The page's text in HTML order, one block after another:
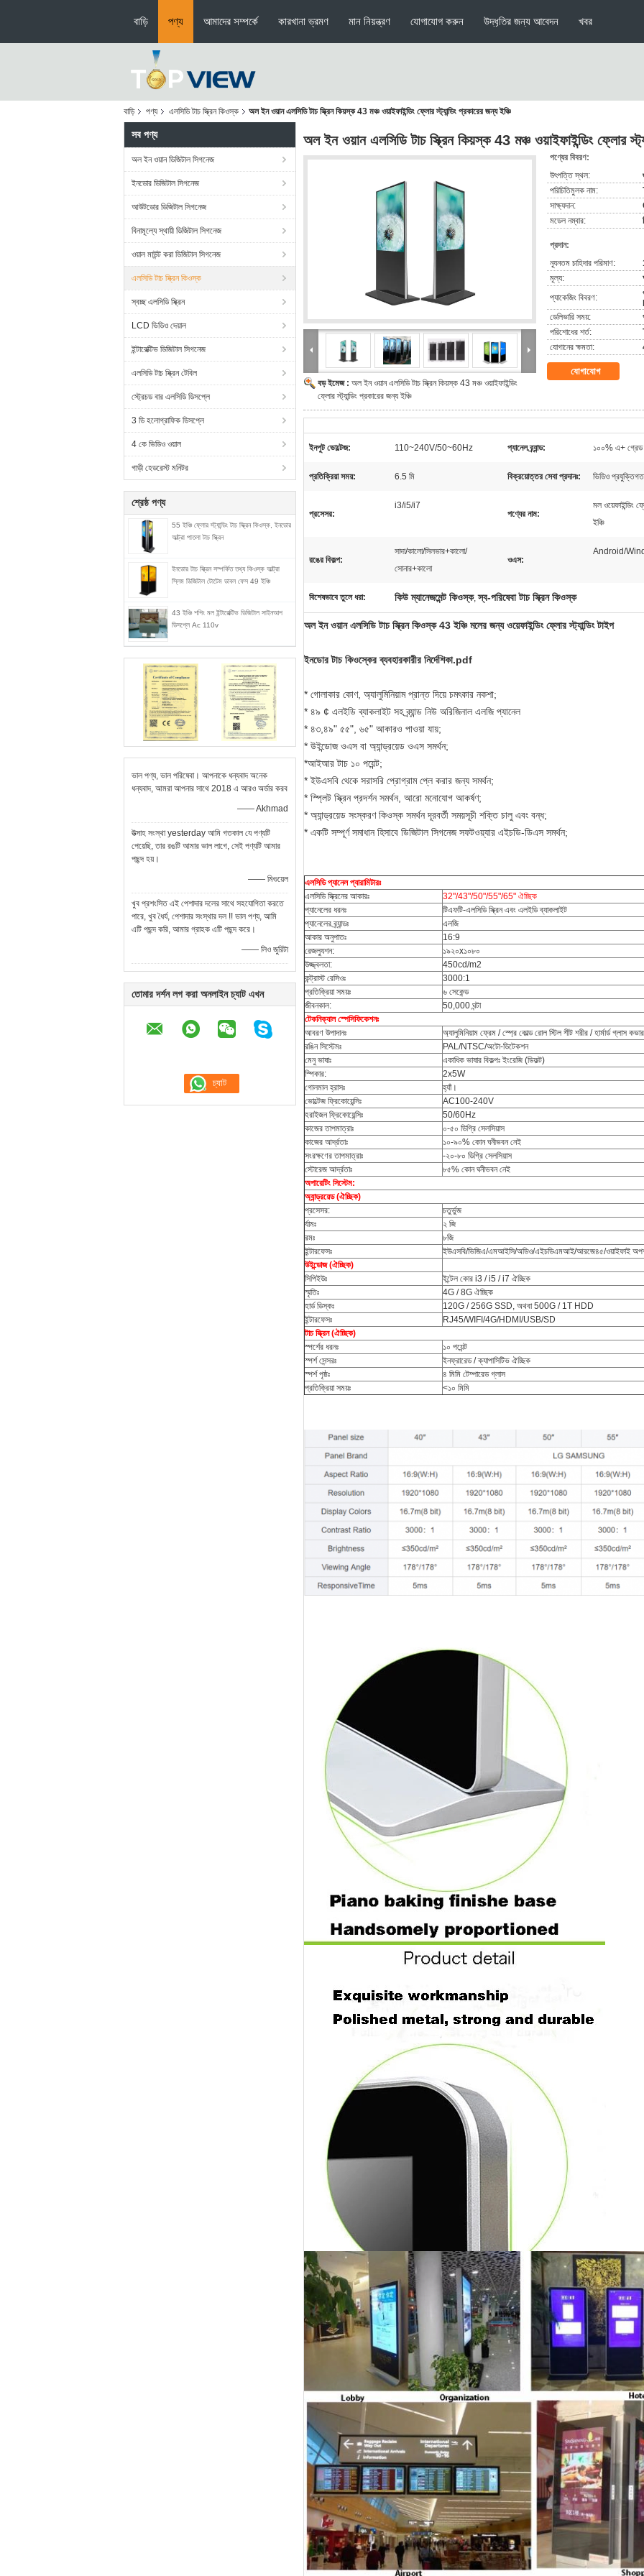
বাড়ি পণ্য আমাদের সম্পর্কে কারখানা ভ্রমণ মান নিয়ন্ত্রণ যোগাযোগ করুন উদ্ধৃতির জন্য আবেদন খবর
বাড়ি পণ্য এলসিডি টাচ স্ক্রিন কিওস্ক অল ইন ওয়ান এলসিডি টাচ স্ক্রিন কিয়স্ক 43 মঞ্চ ওয়াইফাইন্ডিং ফ্লোর স্ট্যান্ডিং প্রকারের জন্য ইঞ্চি
সব পণ্য
অল ইন ওয়ান ডিজিটাল সিগনেজ
ইনডোর ডিজিটাল সিগনেজ
আউটডোর ডিজিটাল সিগনেজ
বিনামূল্যে স্থায়ী ডিজিটাল সিগনেজ
ওয়াল মাউন্ট করা ডিজিটাল সিগনেজ
এলসিডি টাচ স্ক্রিন কিওস্ক
স্বচ্ছ এলসিডি স্ক্রিন
LCD ভিডিও দেয়াল
ইন্টারেক্টিভ ডিজিটাল সিগনেজ
এলসিডি টাচ স্ক্রিন টেবিল
স্ট্রেচড বার এলসিডি ডিসপ্লে
3 ডি হলোগ্রাফিক ডিসপ্লে
4 কে ভিডিও ওয়াল
গাড়ী হেডরেস্ট মনিটর
শ্রেষ্ঠ পণ্য
55 ইঞ্চি ফ্লোর স্ট্যান্ডিং টাচ স্ক্রিন কিওস্ক, ইনডোর
আল্ট্রা পাতলা টাচ স্ক্রিন
ইনডোর টাচ স্ক্রিন সম্পর্কিত তথ্য কিওস্ক আল্ট্রা
স্লিম ডিজিটাল টোটেম ডাবল ফেস 49 ইঞ্চি
43 ইঞ্চি শপিং মল ইন্টারেক্টিভ ডিজিটাল সাইনআপ
ডিসপ্লে Ac 110v
ভাল পণ্য, ভাল পরিষেবা। আপনাকে ধন্যবাদ অনেক
ধন্যবাদ, আমরা আপনার সাথে 2018 এ আরও অর্ডার করব
—— Akhmad
উত্সাহ সংস্থা yesterday আমি গতকাল যে পণ্যটি
পেয়েছি, তার রঙটি আমার ভাল লাগে, সেই পণ্যটি আমার
পছন্দ হয়।
—— মিগুয়েল
খুব প্রশংসিত এই পেশাদার দলের সাথে সহযোগিতা করতে
পারে, খুব ধৈর্য, ​​পেশাদার সংস্থার দল !! ভাল পণ্য, আমি
এটি পছন্দ করি, আমার গ্রাহক এটি পছন্দ করে।
—— লিও জুরিটা
তোমার দর্শন লগ করা অনলাইন চ্যাট এখন
অল ইন ওয়ান এলসিডি টাচ স্ক্রিন কিয়স্ক 43 মঞ্চ ওয়াইফাইন্ডিং ফ্লোর
বড় ইমেজ : অল ইন ওয়ান এলসিডি টাচ স্ক্রিন কিয়স্ক 43 মঞ্চ ওয়াইফাইন্ডিং
ফ্লোর স্ট্যান্ডিং প্রকারের জন্য ইঞ্চি
পণ্যের বিবরণ:
উৎপত্তি স্থল:
পরিচিতিমুলক নাম:
সাক্ষ্যদান:
মডেল নম্বার:
প্রদান:
ন্যূনতম চাহিদার পরিমাণ:
মূল্য:
প্যাকেজিং বিবরণ:
ডেলিভারি সময়:
পরিশোধের শর্ত:
যোগানের ক্ষমতা:
যোগাযোগ
ইনপুট ভোল্টেজ: 110~240V/50~60Hz প্যানেল ব্র্যান্ড: ১০০% এ+ গ্রেড
প্রতিক্রিয়া সময়: 6.5 মি বিক্রয়োত্তর সেবা প্রদানঃ: ভিডিও প্রযুক্তিগত
প্রসেসর:
i3/i5/i7
পণ্যের নাম:
মল ওয়েফাইন্ডিং
ইঞ্চি
রঙের বিকল্প:
সাদা/কালো/সিলভার+কালো/
সোনার+কালো
ওএস:
Android/
বিশেষভাবে তুলে ধরা: কিউ ম্যানেজমেন্ট কিওস্ক,স্ব-পরিষেবা টাচ স্ক্রিন কিওস্ক
অল ইন ওয়ান এলসিডি টাচ স্ক্রিন কিওস্ক 43 ইঞ্চি মলের জন্য ওয়েফাইন্ডিং ফ্লোর স্ট্যান্ডিং টাইপ
ইনডোর টাচ কিওস্কের ব্যবহারকারীর নির্দেশিকা.pdf
* গোলাকার কোণ, অ্যালুমিনিয়াম প্রান্ত দিয়ে চমৎকার নকশা;
* ৪৯ ¢ এলইডি ব্যাকলাইট সহ ব্র্যান্ড নিউ অরিজিনাল এলজি প্যানেল
* ৪৩,৪৯" ৫৫", ৬৫" আকারও পাওয়া যায়;
* উইন্ডোজ ওএস বা অ্যান্ড্রয়েড ওএস সমর্থন;
*আইআর টাচ ১০ পয়েন্ট;
* ইউএসবি থেকে সরাসরি প্রোগ্রাম প্লে করার জন্য সমর্থন;
* স্প্লিট স্ক্রিন প্রদর্শন সমর্থন, আরো মনোযোগ আকর্ষণ;
* অ্যান্ড্রয়েড সংস্করণ কিওস্ক সমর্থন দূরবর্তী সময়সূচী শক্তি চালু এবং বন্ধ;
* একটি সম্পূর্ণ সমাধান হিসাবে ডিজিটাল সিগনেজ সফটওয়্যার এইচডি-ডিএস সমর্থন;
এলসিডি প্যানেল প্যারামিটারঃ
এলসিডি স্ক্রিনের আকারঃ
32"/43"/50"/55"/65" ঐচ্ছিক
প্যানেলের ধরনঃ
টিএফটি-এলসিডি স্ক্রিন এবং এলইডি ব্যাকলাইট
প্যানেলের ব্র্যান্ডঃ
এলজি
আকার অনুপাতঃ
16:9
রেজল্যুশন:
১৯২০x১০৮০
উজ্জ্বলতা:
450cd/m2
কন্ট্রাস্ট রেসিওঃ
3000:1
প্রতিক্রিয়া সময়ঃ
৬ সেকেন্ড
জীবনকাল:
50,000 ঘন্টা
টেকনিক্যাল স্পেসিফিকেশনঃ
আবরণ উপাদানঃ
অ্যালুমিনিয়াম ফ্রেম / স্প্রে কোল্ড রোল স্টিল শীট শরীর / হার্মার্ড গ্লাস কভার
রঙিন সিস্টেমঃ
PAL/NTSC/অটো-ডিটেকশন
মেনু ভাষাঃ
একাধিক ভাষার বিকল্পঃ ইংরেজি (ডিফল্ট)
স্পিকার:
2x5W
গোলমাল হ্রাসঃ
হ্যাঁ।
ভোল্টেজ ফ্রিকোয়েন্সিঃ
AC100-240V
হরাইজন ফ্রিকোয়েন্সিঃ
50/60Hz
কাজের তাপমাত্রাঃ
০-৫০ ডিগ্রি সেলসিয়াস
কাজের আর্দ্রতাঃ
১০-৯০% কোন ঘনীভবন নেই
সংরক্ষণের তাপমাত্রাঃ
-২০-৮০ ডিগ্রি সেলসিয়াস
স্টোরেজ আর্দ্রতাঃ
৮৫% কোন ঘনীভবন নেই
অপারেটিং সিস্টেম:
অ্যান্ড্রয়েড (ঐচ্ছিক)
প্রসেসর:
চতুর্ভুজ
র্যামঃ
২ জি
রমঃ
৮জি
ইন্টারফেসঃ
ইউএসবি/ভিজিএ/এমআইসি/অডিও/এইচডিএমআই/আরজে৪৫/ওয়াইফাই
উইন্ডোজ (ঐচ্ছিক)
সিপিইউঃ
ইন্টেল কোর i3 / i5 / i7 ঐচ্ছিক
স্মৃতিঃ
4G / 8G ঐচ্ছিক
হার্ড ডিস্কঃ
120G / 256G SSD, অথবা 500G / 1T HDD
ইন্টারফেসঃ
RJ45/WIFI/4G/HDMI/USB/SD
টাচ স্ক্রিন (ঐচ্ছিক)
স্পর্শের ধরনঃ
১০ পয়েন্ট
স্পর্শ সেন্সরঃ
ইনফ্রারেড / ক্যাপাসিটিভ ঐচ্ছিক
স্পর্শ পৃষ্ঠঃ
৪ মিমি টেম্পারেড গ্লাস
প্রতিক্রিয়া সময়ঃ
<১০ মিমি